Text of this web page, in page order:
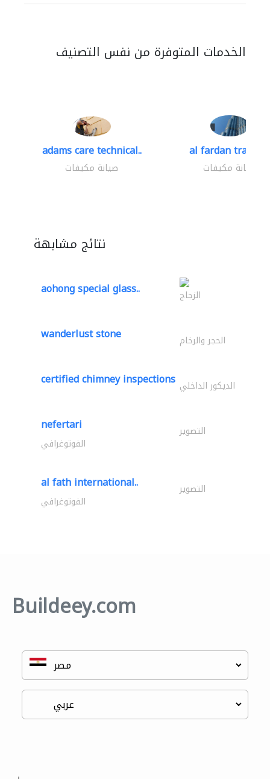
الخدمات المتوفرة من نفس التصنيف
adams care technical..
صيانة مكيفات
al fardan trading..
صيانة مكيفات
نتائج مشابهة
aohong special glass.. الزجاج
wanderlust stone الحجر والرخام
certified chimney inspections الديكور الداخلي
nefertari التصوير
الفوتوغرافي
al fath international.. التصوير
الفوتوغرافي
Buildeey.com